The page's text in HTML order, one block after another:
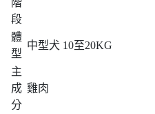
階
段
體
型
中型犬 10至20KG
主
成
分
雞肉